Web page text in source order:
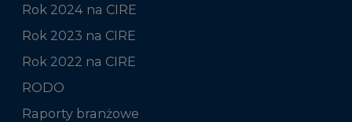
Rok 2024 na CIRE
Rok 2023 na CIRE
Rok 2022 na CIRE
RODO
Raporty branżowe